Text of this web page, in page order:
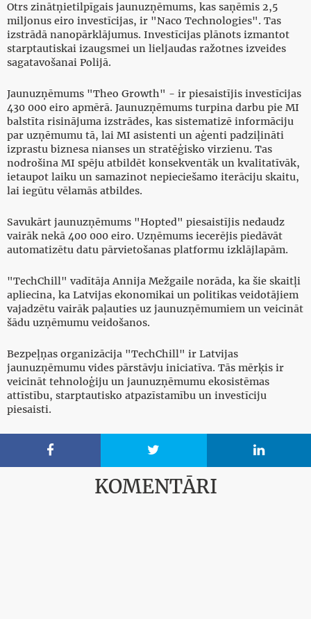
Otrs zinātņietilpīgais jaunuzņēmums, kas saņēmis 2,5
miljonus eiro investīcijas, ir "Naco Technologies". Tas
izstrādā nanopārklājumus. Investīcijas plānots izmantot
starptautiskai izaugsmei un lieljaudas ražotnes izveides
sagatavošanai Polijā.
Jaunuzņēmums "Theo Growth" - ir piesaistījis investīcijas
430 000 eiro apmērā. Jaunuzņēmums turpina darbu pie MI
balstīta risinājuma izstrādes, kas sistematizē informāciju
par uzņēmumu tā, lai MI asistenti un aģenti padziļināti
izprastu biznesa nianses un stratēģisko virzienu. Tas
nodrošina MI spēju atbildēt konsekventāk un kvalitatīvāk,
ietaupot laiku un samazinot nepieciešamo iterāciju skaitu,
lai iegūtu vēlamās atbildes.
Savukārt jaunuzņēmums "Hopted" piesaistījis nedaudz
vairāk nekā 400 000 eiro. Uzņēmums iecerējis piedāvāt
automatizētu datu pārvietošanas platformu izklājlapām.
"TechChill" vadītāja Annija Mežgaile norāda, ka šie skaitļi
apliecina, ka Latvijas ekonomikai un politikas veidotājiem
vajadzētu vairāk paļauties uz jaunuzņēmumiem un veicināt
šādu uzņēmumu veidošanos.
Bezpeļņas organizācija "TechChill" ir Latvijas
jaunuzņēmumu vides pārstāvju iniciatīva. Tās mērķis ir
veicināt tehnoloģiju un jaunuzņēmumu ekosistēmas
attīstību, starptautisko atpazīstamību un investīciju
piesaisti.
  
KOMENTĀRI